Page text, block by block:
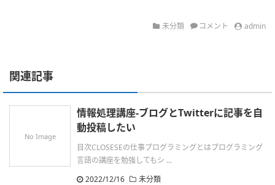
未分類 コメント admin
関連記事
No Image
情報処理講座-ブログとTwitterに記事を自
動投稿したい
目次CLOSESEの仕事プログラミングとはプログラミング
言語の講座を勉強してもシ ...
2022/12/16
未分類